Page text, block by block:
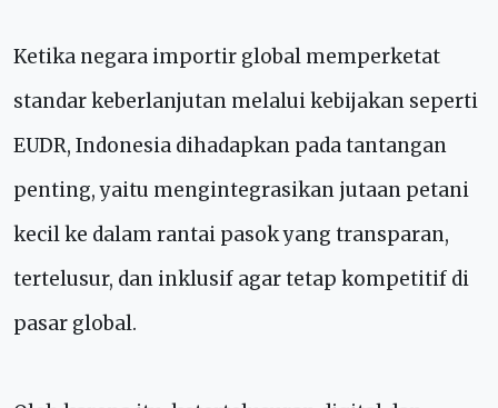
Ketika negara importir global memperketat
standar keberlanjutan melalui kebijakan seperti
EUDR, Indonesia dihadapkan pada tantangan
penting, yaitu mengintegrasikan jutaan petani
kecil ke dalam rantai pasok yang transparan,
tertelusur, dan inklusif agar tetap kompetitif di
pasar global.